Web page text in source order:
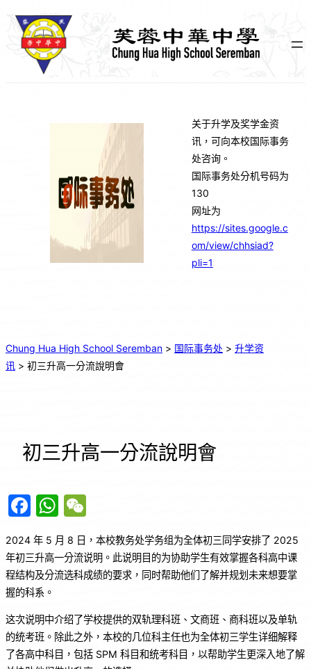
关于升学及奖学金资
讯，可向本校国际事务
处咨询。
国际事务处分机号码为
130
网址为
https://sites.google.c
om/view/chhsiad?
pli=1
Chung Hua High School Seremban > 国际事务处 > 升学资
讯 > 初三升高一分流說明會
初三升高一分流說明會
F
a
c
e
b
o
o
k
W
at
s
p
p
C
h
2024 年 5 月 8 日，本校教务处学务组为全体初三同学安排了 2025
年初三升高一分流说明。此说明目的为协助学生有效掌握各科高中课
程结构及分流选科成绩的要求，同时帮助他们了解并规划未来想要掌
握的科系。
这次说明中介绍了学校提供的双轨理科班、文商班、商科班以及单轨
的统考班。除此之外，本校的几位科主任也为全体初三学生详细解释
了各高中科目，包括 SPM 科目和统考科目，以帮助学生更深入地了解